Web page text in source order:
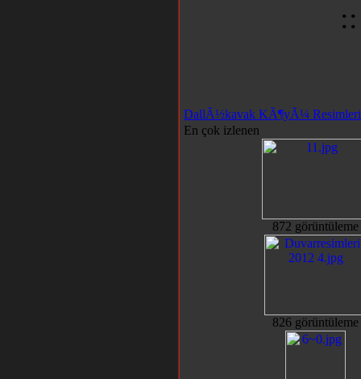
DallÃ½kavak KÃ¶yÃ¼ Resimleri
En çok izlenen
872 görüntüleme
826 görüntüleme